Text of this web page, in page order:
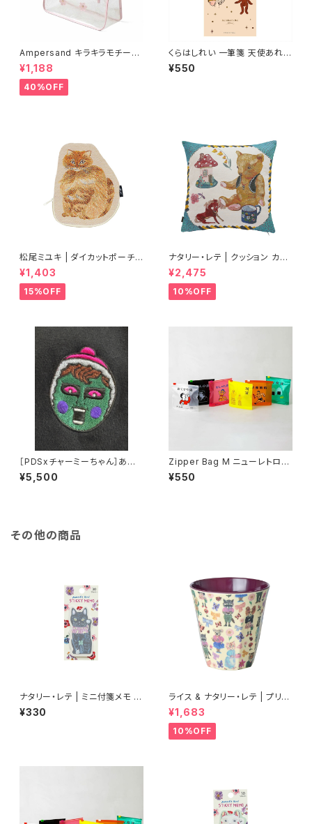
Ampersand キラキラモチーフ
プールバッグ/PK
¥1,188
40%OFF
くらはしれい 一筆箋 天使あれこ
れ
¥550
松尾ミユキ | ダイカットポーチ |
Diecut pouch Bushy
¥1,403
15%OFF
ナタリー・レテ | クッション カバ
ー ベア&ハウス | Cushion Co
ver Bear&House
¥2,475
10%OFF
［PDSxチャーミーちゃん］あい
つチャーミー刺繍TEE
¥5,500
Zipper Bag M ニューレトロ
ジッパーバッグ M （6枚入り）
¥550
その他の商品
ナタリー・レテ | ミニ付箋メモ ラ
ッキーキャット ブラック | Mini S
ticky memo Lucky cat-BK
¥330
ライス & ナタリー・レテ | プリン
トメラミンカップ ボルドー【タイ
製】
¥1,683
10%OFF